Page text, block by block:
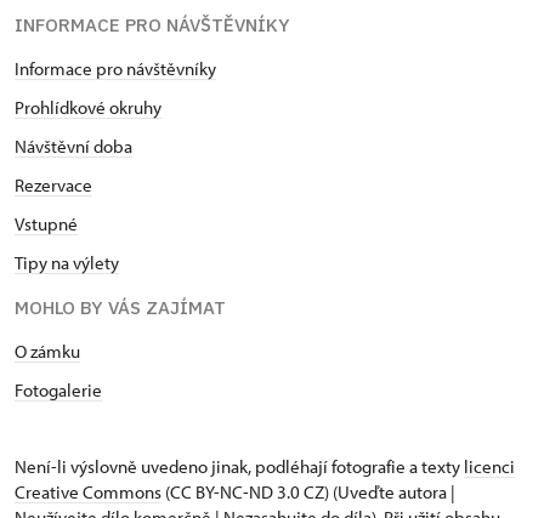
INFORMACE PRO NÁVŠTĚVNÍKY
Informace pro návštěvníky
Prohlídkové okruhy
Návštěvní doba
Rezervace
Vstupné
Tipy na výlety
MOHLO BY VÁS ZAJÍMAT
O zámku
Fotogalerie
Není-li výslovně uvedeno jinak, podléhají fotografie a texty licenci
Creative Commons (CC BY-NC-ND 3.0 CZ) (Uveďte autora |